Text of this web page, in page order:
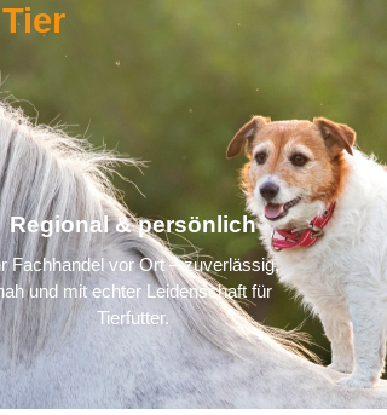
Regional & persönlich
Fachhandel vor Ort – zuverlässig,
und mit echter Leidenschaft für
Tierfutter.